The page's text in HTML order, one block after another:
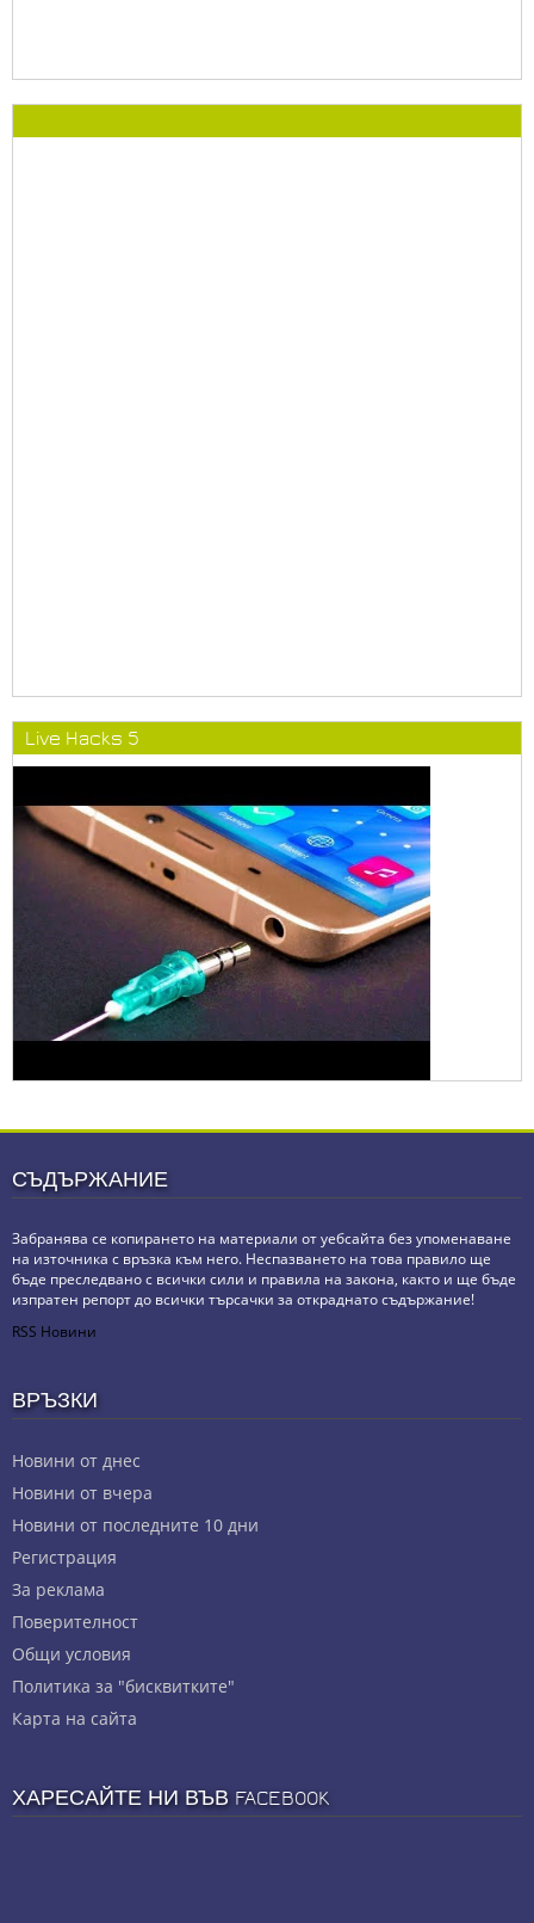
Live Hacks 5
СЪДЪРЖАНИЕ
Забранява се копирането на материали от уебсайта без упоменаване
на източника с връзка към него. Неспазването на това правило ще
бъде преследвано с всички сили и правила на закона, както и ще бъде
изпратен репорт до всички търсачки за откраднато съдържание!
RSS Новини
ВРЪЗКИ
Новини от днес
Новини от вчера
Новини от последните 10 дни
Регистрация
За реклама
Πoвepитeлнocт
Общи условия
Политика за "бисквитките"
Карта на сайта
ХАРЕСАЙТЕ НИ ВЪВ FACEBOOK